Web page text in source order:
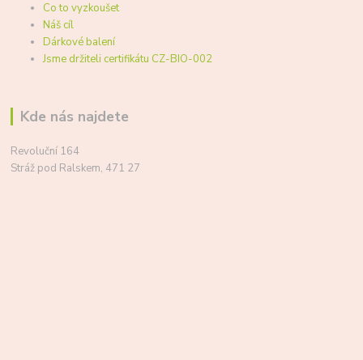
Co to vyzkoušet
Náš cíl
Dárkové balení
Jsme držiteli certifikátu CZ-BIO-002
Kde nás najdete
Revoluční 164
Stráž pod Ralskem, 471 27